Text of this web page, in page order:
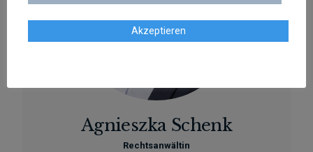
Agnieszka Schenk
Rechtsanwältin
Akzeptieren